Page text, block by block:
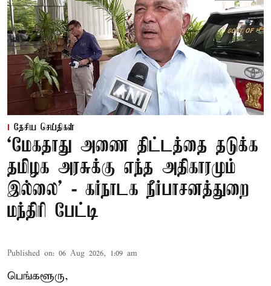
தேசிய செய்திகள்
‘மேகதாது அணை திட்டத்தை தடுக்க
தமிழக அரசுக்கு எந்த அதிகாரமும்
இல்லை’ - கர்நாடக நீர்பாசனத்துறை
மந்திரி பேட்டி
Published on: 06 Aug 2026, 1:09 am
பெங்களூரு,